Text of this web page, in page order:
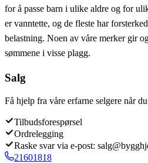
for å passe barn i ulike aldre og for
er vanntette, og de fleste har
belastning. Noen av våre merker gir
sømmene i visse plagg.
Salg
Få hjelp fra våre erfarne selgere når
Tilbudsforespørsel
Ordrelegging
Raske svar via e-post:
21601818